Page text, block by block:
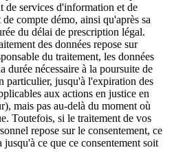
de services d'information et de
compte démo, ainsi qu'après sa
du délai de prescription légal.
des données repose sur
du traitement, les données
durée nécessaire à la poursuite de
particulier, jusqu'à l'expiration des
aux actions en justice en
mais pas au-delà du moment où
Toutefois, si le traitement de vos
repose sur le consentement, ce
ce que ce consentement soit